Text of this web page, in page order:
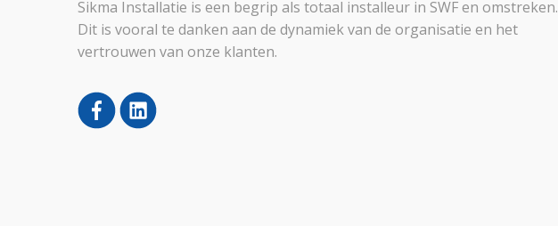
Sikma Installatie is een begrip als totaal installeur in SWF en omstreken.
Dit is vooral te danken aan de dynamiek van de organisatie en het
vertrouwen van onze klanten.